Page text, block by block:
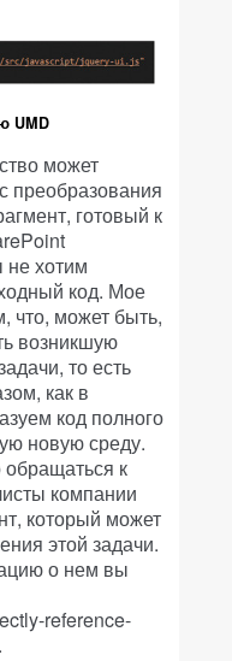
UMD
может
преобразования
готовый к
не хотим
код. Мое
что, может быть,
возникшую
то есть
как в
код полного
новую среду.
к
компании
который может
этой задачи.
о нем вы
reference-